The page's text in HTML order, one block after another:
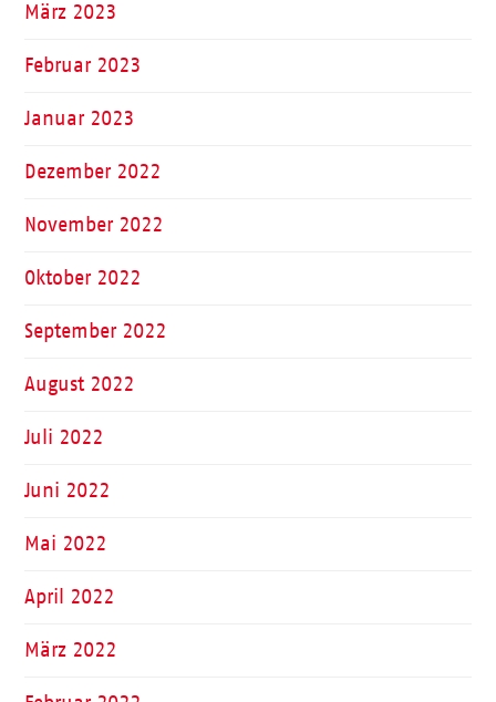
März 2023
Februar 2023
Januar 2023
Dezember 2022
November 2022
Oktober 2022
September 2022
August 2022
Juli 2022
Juni 2022
Mai 2022
April 2022
März 2022